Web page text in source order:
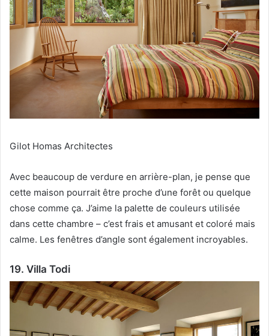
Gilot Homas Architectes
Avec beaucoup de verdure en arrière-plan, je pense que
cette maison pourrait être proche d’une forêt ou quelque
chose comme ça. J’aime la palette de couleurs utilisée
dans cette chambre – c’est frais et amusant et coloré mais
calme. Les fenêtres d’angle sont également incroyables.
19. Villa Todi